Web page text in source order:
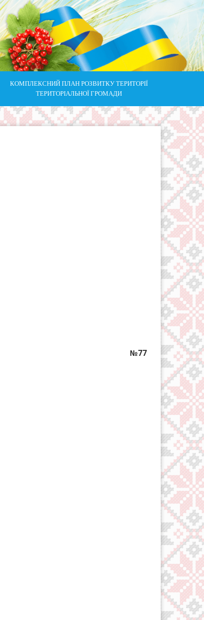
КОМПЛЕКСНИЙ ПЛАН РОЗВИТКУ ТЕРИТОРІЇ
ТЕРИТОРІАЛЬНОЇ ГРОМАДИ
№77